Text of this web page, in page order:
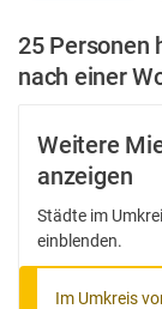
25 Personen
nach einer
Weitere
anzeigen
Städte im
einblenden.
Im Umkreis